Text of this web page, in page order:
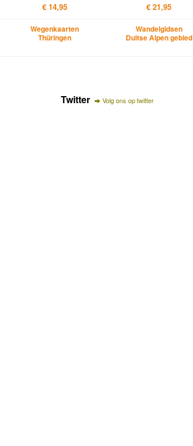
€ 14,95
Wegenkaarten
Thüringen
€ 21,95
Wandelgidsen
Duitse Alpen gebied
Twitter Volg ons op twitter